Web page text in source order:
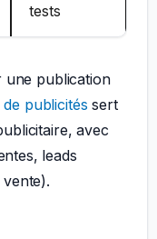
tests
une publication
publicités sert
avec
leads